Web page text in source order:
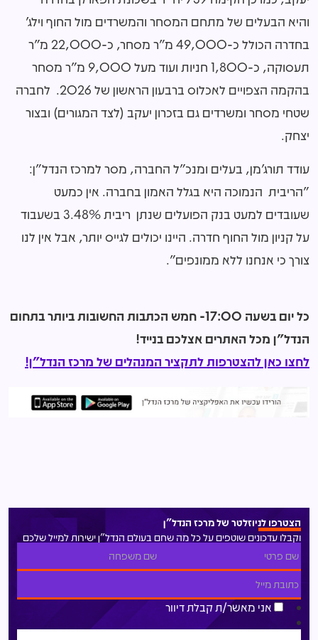
והיא הבעלים של מתחם המסחר והמשרדים מול החוף וילג'
בחדרה הכולל כ-49,000 מ"ר מסחר, כ-22,000 מ"ר
תעסוקה, כ-1,800 חניות ועוד מעל 9,000 מ"ר מסחר
בהקמה הצפויים לאכלוס ברבעון הראשון של 2026. לחברה
שטחי מסחר ומשרדים גם בזכרון יעקב (לצד המגורים) ובצור
יצחק.
עודד תורג'מן, בעלים ומנכ"ל החברה, מסר למרכז הנדל"ן:
"הריבית הנמוכה היא בגלל האמון בחברה. אין כמעט
שעובדים למעט בנק הפועלים שנתן ריבית 3.48% בשעבוד
על קניון מול החוף חדרה. היינו יכולים לגייס יותר, אבל אין לנו
צורך כי אנחנו ללא ממונפים".
כל יום בשעה 17:00- חמש הכתבות החשובות ביותר בתחום
הנדל"ן מכל האתרים אצלכם בנייד!
לחצו כאן להצטרפות לתקציר המנהלים של מרכז הנדל"ן!
הצטרפו לניוזלטר של מרכז הנדל"ן
וקבלו עדכונים שוטפים על כל מה שחם בעולם הנדל"ן ישירות למייל שלכם
אני מאשר/ת קבלת דיוור